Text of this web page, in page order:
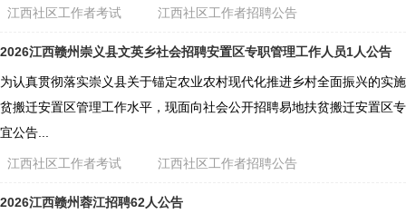
江西社区工作者考试 江西社区工作者招聘公告
2026江西赣州崇义县文英乡社会招聘安置区专职管理工作人员1人公告
为认真贯彻落实崇义县关于锚定农业农村现代化推进乡村全面振兴的实
贫搬迁安置区管理工作水平，现面向社会公开招聘易地扶贫搬迁安置区
宜公告...
江西社区工作者考试 江西社区工作者招聘公告
2026江西赣州蓉江招聘62人公告